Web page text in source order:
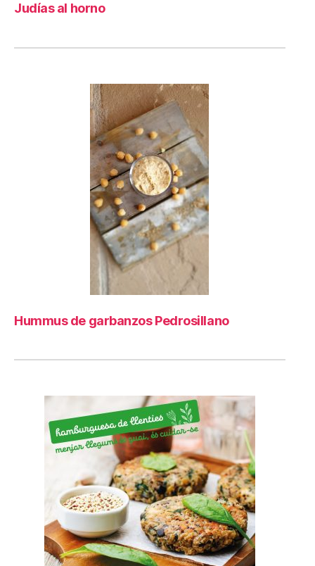
Judías al horno
Hummus de garbanzos Pedrosillano